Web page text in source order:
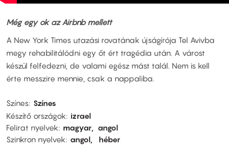
Még egy ok az Airbnb mellett
A New York Times utazási rovatának újságírója Tel Avivba
megy rehabilitálódni egy őt ért tragédia után. A várost
készül felfedezni, de valami egész mást talál. Nem is kell
érte messzire mennie, csak a nappaliba.
Színes Színes
Készítő országok
izrael
Felirat nyelvek
magyar
angol
Szinkron nyelvek
angol héber